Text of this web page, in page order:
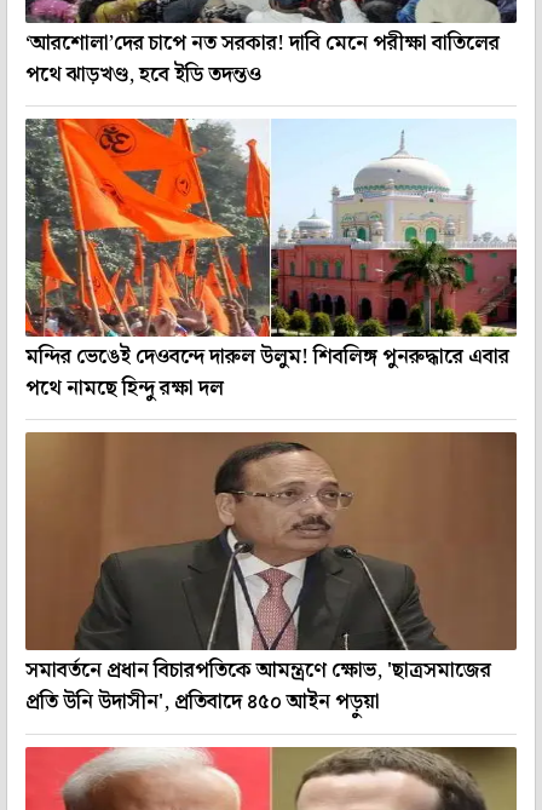
‘আরশোলা’দের চাপে নত সরকার! দাবি মেনে পরীক্ষা বাতিলের
পথে ঝাড়খণ্ড, হবে ইডি তদন্তও
মন্দির ভেঙেই দেওবন্দে দারুল উলুম! শিবলিঙ্গ পুনরুদ্ধারে এবার
পথে নামছে হিন্দু রক্ষা দল
সমাবর্তনে প্রধান বিচারপতিকে আমন্ত্রণে ক্ষোভ, 'ছাত্রসমাজের
প্রতি উনি উদাসীন', প্রতিবাদে ৪৫০ আইন পড়ুয়া